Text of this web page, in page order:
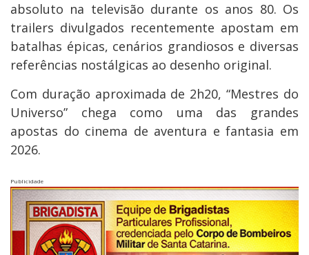
absoluto na televisão durante os anos 80. Os
trailers divulgados recentemente apostam em
batalhas épicas, cenários grandiosos e diversas
referências nostálgicas ao desenho original.
Com duração aproximada de 2h20, “Mestres do
Universo” chega como uma das grandes
apostas do cinema de aventura e fantasia em
2026.
Publicidade